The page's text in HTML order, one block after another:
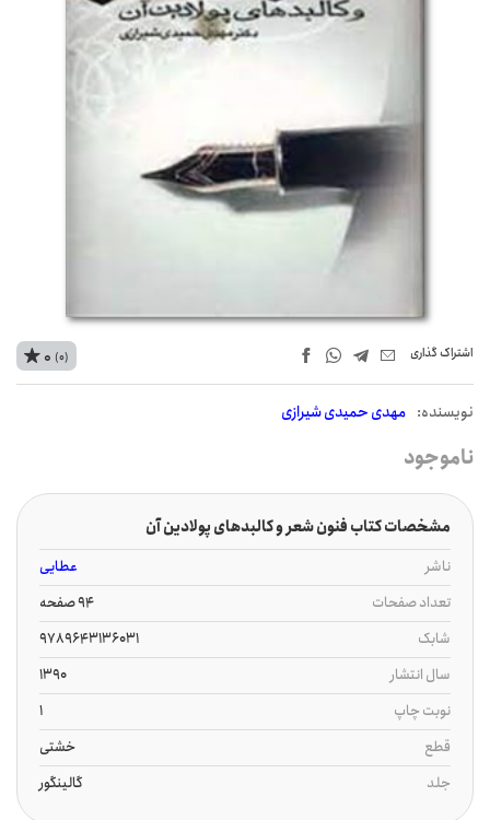
اشتراک‌ گذاری
نويسنده: مهدی حمیدی شیرازی
0 (0)
ناموجود
مشخصات کتاب فنون شعر و کالبدهای پولادین آن
ناشر
عطایی
تعداد صفحات
94 صفحه
شابک
9789643136031
سال انتشار
1390
نوبت چاپ
1
قطع
خشتی
جلد
گالینگور